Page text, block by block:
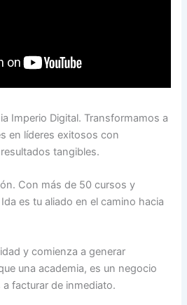
Imperio Digital. Transformamos a
en líderes exitosos con
tangibles.
Con más de 50 cursos y
es tu aliado en el camino hacia
y comienza a generar
una academia, es un negocio
facturar de inmediato.